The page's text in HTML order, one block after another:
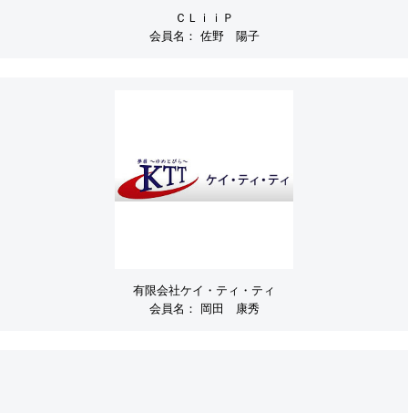
ＣＬｉｉＰ
会員名： 佐野 陽子
有限会社ケイ・ティ・ティ
会員名：
岡田 康秀